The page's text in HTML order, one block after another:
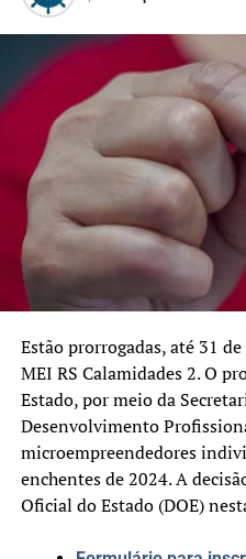
Receita Estadual adota
mercadorias importadas
2025, pelo site
mais de 12 mil
em todo o Estado, com
Em Canoas, os
presencial na Sala MEI,
969, Centro, junto à
auxílio no cadastro.
Estão prorrogadas, até 31
MEI RS Calamidades 2. O
Estado, por meio da
Desenvolvimento
microempreendedores
enchentes de 2024. A
Oficial do Estado (DOE)